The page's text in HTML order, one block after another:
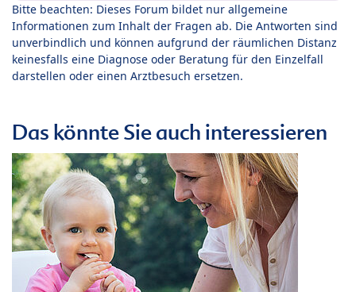
Bitte beachten: Dieses Forum bildet nur allgemeine
Informationen zum Inhalt der Fragen ab. Die Antworten sind
unverbindlich und können aufgrund der räumlichen Distanz
keinesfalls eine Diagnose oder Beratung für den Einzelfall
darstellen oder einen Arztbesuch ersetzen.
Das könnte Sie auch interessieren